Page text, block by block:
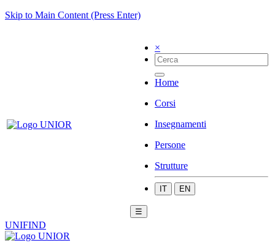
Skip to Main Content (Press Enter)
×
Home
Corsi
Insegnamenti
Persone
Strutture
IT EN
☰
UNIFIND